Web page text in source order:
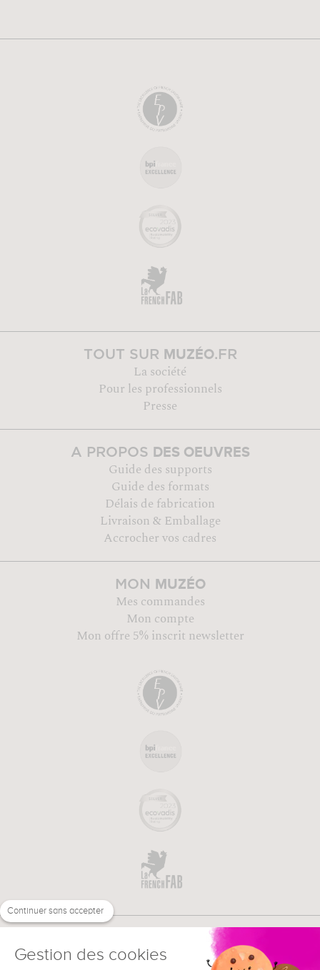
TOUT SUR MUZÉO.FR
La société
Pour les professionnels
Presse
A PROPOS DES OEUVRES
Guide des supports
Guide des formats
Délais de fabrication
Livraison & Emballage
Accrocher vos cadres
MON MUZÉO
Mes commandes
Mon compte
Mon offre 5% inscrit newsletter
Continuer sans accepter
Gestion des cookies